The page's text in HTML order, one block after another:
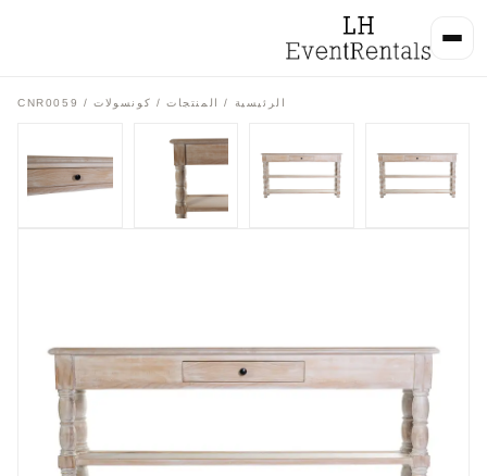
الرئيسية / المنتجات / كونسولات/ CNR0059